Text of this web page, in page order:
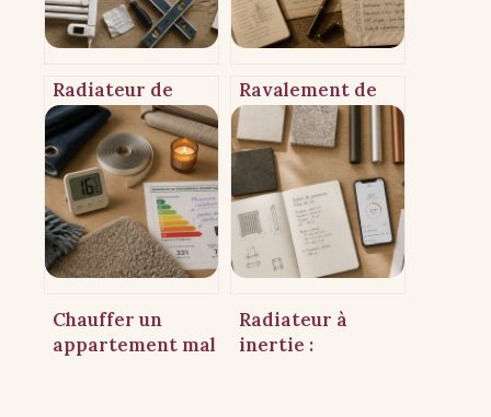
Radiateur de
salle de bain : 60
cm de distance,
norme IPX4 et
puissance
adaptée
Ravalement de
façade en
copropriété : le
seuil des 50 % qui
impose l’isolation
thermique
Chauffer un
appartement mal
Radiateur à
inertie :